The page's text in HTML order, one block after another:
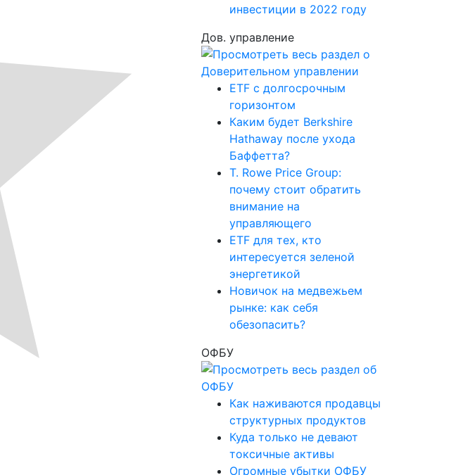
инвестиции в 2022 году
Дов. управление
ETF с долгосрочным
горизонтом
Каким будет Berkshire
Hathaway после ухода
Баффетта?
T. Rowe Price Group:
почему стоит обратить
внимание на
управляющего
ETF для тех, кто
интересуется зеленой
энергетикой
Новичок на медвежьем
рынке: как себя
обезопасить?
ОФБУ
Как наживаются продавцы
структурных продуктов
Куда только не девают
токсичные активы
Огромные убытки ОФБУ